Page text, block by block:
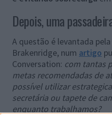
Depois, uma
A questão é levantada
Brakenridge, num artigo
Conversation: com tantas
metas recomendadas de
possível utilizar
secretária ou tapete de
enquanto trabalhamos?